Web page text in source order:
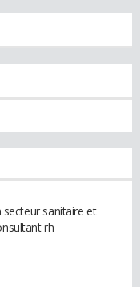
sanitaire et
rh